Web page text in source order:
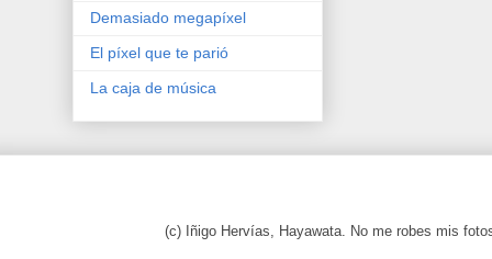
Demasiado megapíxel
El píxel que te parió
La caja de música
(c) Iñigo Hervías, Hayawata. No me robes mis